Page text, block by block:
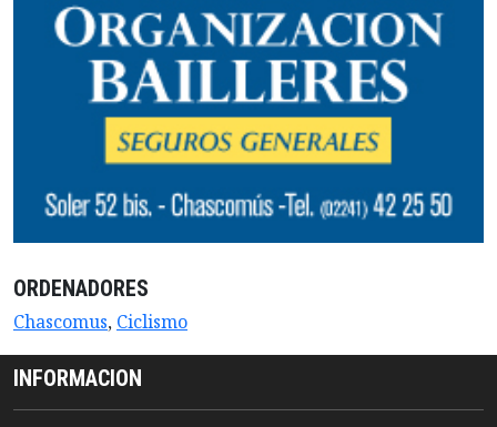
ORDENADORES
Chascomus, Ciclismo
INFORMACION